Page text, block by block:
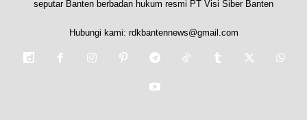
seputar Banten berbadan hukum resmi PT Visi Siber Banten
Hubungi kami: rdkbantennews@gmail.com